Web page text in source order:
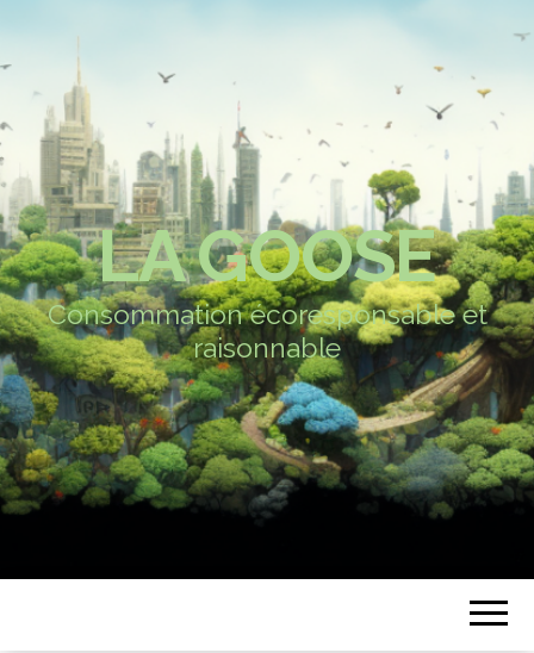
LA GOOSE
Consommation écoresponsable et
raisonnable